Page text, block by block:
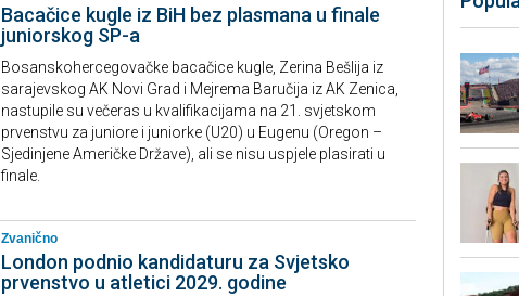
Bacačice kugle iz BiH bez plasmana u finale
juniorskog SP-a
Bosanskohercegovačke bacačice kugle, Zerina Bešlija iz
sarajevskog AK Novi Grad i Mejrema Baručija iz AK Zenica,
nastupile su večeras u kvalifikacijama na 21. svjetskom
prvenstvu za juniore i juniorke (U20) u Eugenu (Oregon –
Sjedinjene Američke Države), ali se nisu uspjele plasirati u
finale.
Zvanično
London podnio kandidaturu za Svjetsko
prvenstvo u atletici 2029. godine